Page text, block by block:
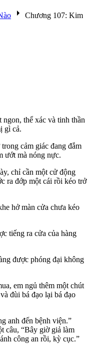
Chương 107: Kim
thể xác và tinh thần
gì cả.
cảm giác đang đắm
ướt mà nóng nực.
chỉ cần một cử động
ra đớp một cái rồi kéo trở
hở màn cửa chưa kéo
tiếng ra cửa của hàng
được phóng đại không
em ngủ thêm một chút
đùi bá đạo lại bá đạo
anh đến bệnh viện.”
câu, “Bây giờ giả làm
công an rồi, kỳ cục.”